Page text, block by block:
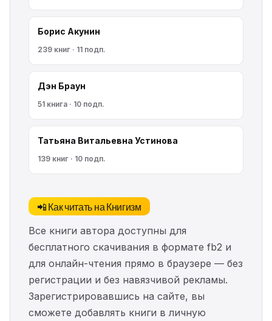
Борис Акунин
239 книг · 11 подп.
Дэн Браун
51 книга · 10 подп.
Татьяна Витальевна Устинова
139 книг · 10 подп.
📲 Как читать на Книгизм
Все книги автора доступны для
бесплатного скачивания в формате fb2 и
для онлайн-чтения прямо в браузере — без
регистрации и без навязчивой рекламы.
Зарегистрировавшись на сайте, вы
сможете добавлять книги в личную